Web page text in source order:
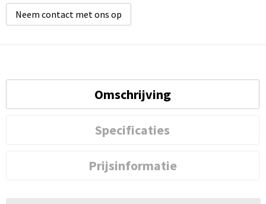
Neem contact met ons op
Omschrijving
Specificaties
Prijsinformatie